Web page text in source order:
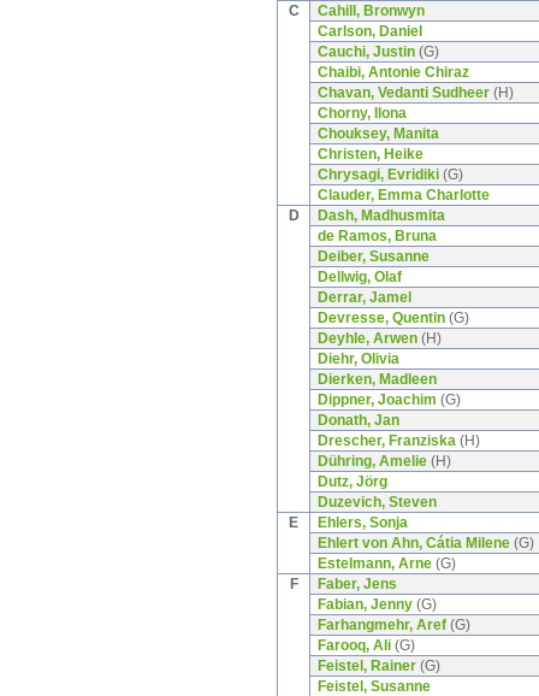
C
Cahill, Bronwyn
Carlson, Daniel
Cauchi, Justin(G)
Chaibi, Antonie Chiraz
Chavan, Vedanti Sudheer(H)
Chorny, Ilona
Chouksey, Manita
Christen, Heike
Chrysagi, Evridiki(G)
Clauder, Emma Charlotte
D
Dash, Madhusmita
de Ramos, Bruna
Deiber, Susanne
Dellwig, Olaf
Derrar, Jamel
Devresse, Quentin(G)
Deyhle, Arwen(H)
Diehr, Olivia
Dierken, Madleen
Dippner, Joachim (G)
Donath, Jan
Drescher, Franziska(H)
Dühring, Amelie(H)
Dutz, Jörg
Duzevich, Steven
E
Ehlers, Sonja
Ehlert von Ahn, Cátia Milene(G)
Estelmann, Arne(G)
F
Faber, Jens
Fabian, Jenny(G)
Farhangmehr, Aref(G)
Farooq, Ali(G)
Feistel, Rainer(G)
Feistel, Susanne